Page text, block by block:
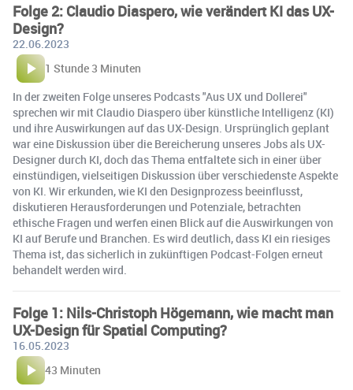
Folge 2: Claudio Diaspero, wie verändert KI das UX-
Design?
22.06.2023
1 Stunde 3 Minuten
In der zweiten Folge unseres Podcasts "Aus UX und Dollerei"
sprechen wir mit Claudio Diaspero über künstliche Intelligenz (KI)
und ihre Auswirkungen auf das UX-Design. Ursprünglich geplant
war eine Diskussion über die Bereicherung unseres Jobs als UX-
Designer durch KI, doch das Thema entfaltete sich in einer über
einstündigen, vielseitigen Diskussion über verschiedenste Aspekte
von KI. Wir erkunden, wie KI den Designprozess beeinflusst,
diskutieren Herausforderungen und Potenziale, betrachten
ethische Fragen und werfen einen Blick auf die Auswirkungen von
KI auf Berufe und Branchen. Es wird deutlich, dass KI ein riesiges
Thema ist, das sicherlich in zukünftigen Podcast-Folgen erneut
behandelt werden wird.
Folge 1: Nils-Christoph Högemann, wie macht man
UX-Design für Spatial Computing?
16.05.2023
43 Minuten